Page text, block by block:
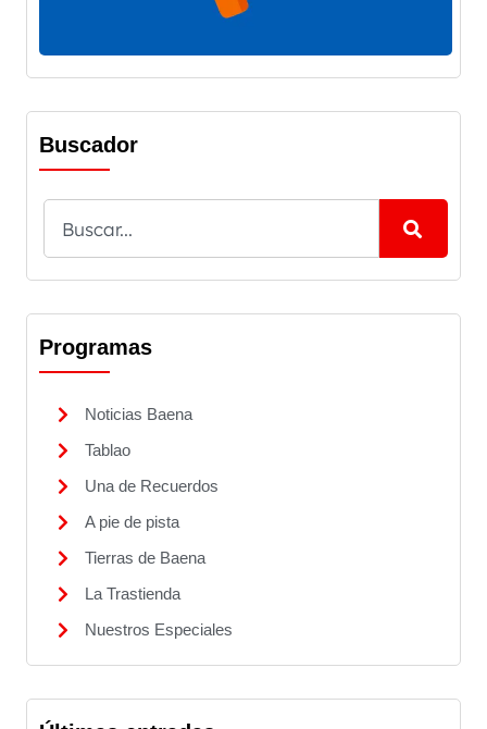
Buscador
Programas
Noticias Baena
Tablao
Una de Recuerdos
A pie de pista
Tierras de Baena
La Trastienda
Nuestros Especiales